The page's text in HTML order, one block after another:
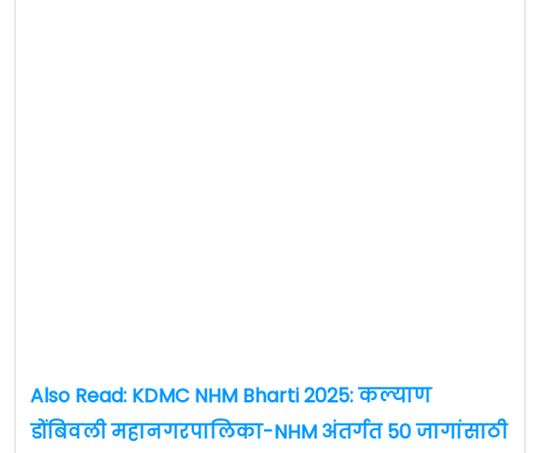
Also Read: KDMC NHM Bharti 2025: कल्याण
डोंबिवली महानगरपालिका-NHM अंतर्गत 50 जागांसाठी